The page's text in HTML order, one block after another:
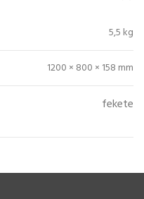
5,5 kg
1200 × 800 × 158 mm
fekete